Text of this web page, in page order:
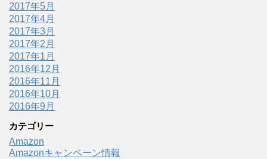
2017年5月
2017年4月
2017年3月
2017年2月
2017年1月
2016年12月
2016年11月
2016年10月
2016年9月
カテゴリー
Amazon
Amazonキャンペーン情報